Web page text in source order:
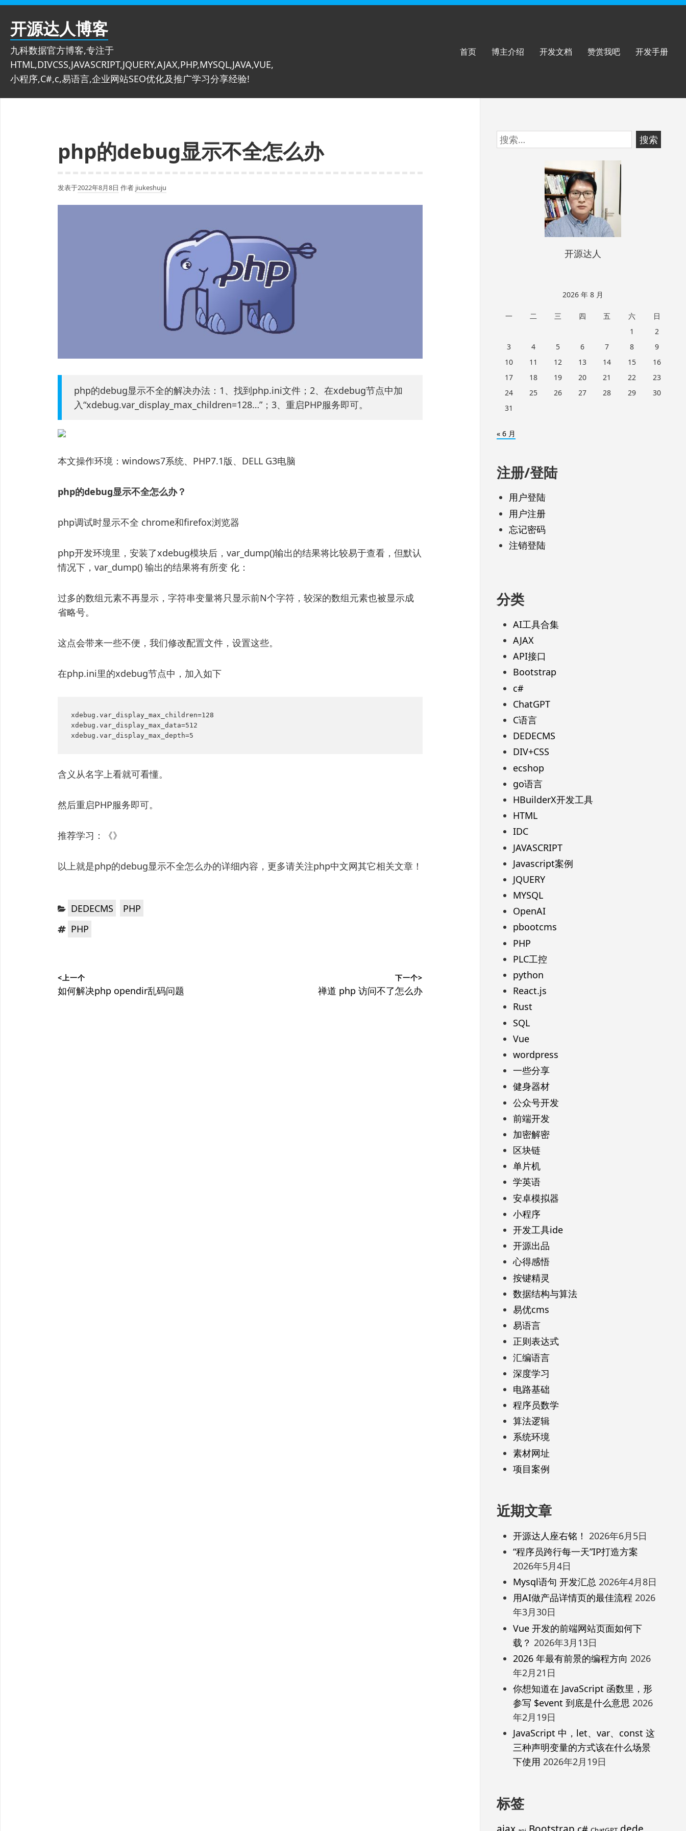
跳
开源达人博客
九科数据官方博客,专注于
HTML,DIVCSS,JAVASCRIPT,JQUERY,AJAX,PHP,MYSQL,JAVA,VUE,
小程序,C#,c,易语言,企业网站SEO优化及推广学习分享经验!
首页 博主介绍 开发文档 赞赏我吧 开发手册
php的debug显示不全怎么办
发表于2022年8月8日 作者 jiukeshuju
php的debug显示不全的解决办法：1、找到php.ini文件；2、在xdebug节点中加
入“xdebug.var_display_max_children=128…”；3、重启PHP服务即可。
本文操作环境：windows7系统、PHP7.1版、DELL G3电脑
php的debug显示不全怎么办？
php调试时显示不全 chrome和firefox浏览器
php开发环境里，安装了xdebug模块后，var_dump()输出的结果将比较易于查看，但默认
情况下，var_dump() 输出的结果将有所变 化：
过多的数组元素不再显示，字符串变量将只显示前N个字符，较深的数组元素也被显示成
省略号。
这点会带来一些不便，我们修改配置文件，设置这些。
在php.ini里的xdebug节点中，加入如下
xdebug.var_display_max_children=128
xdebug.var_display_max_data=512
xdebug.var_display_max_depth=5
含义从名字上看就可看懂。
然后重启PHP服务即可。
推荐学习：《》
以上就是php的debug显示不全怎么办的详细内容，更多请关注php中文网其它相关文章！
分 DEDECMS ，
PHP
标 PHP
章
<上一个
上
如何解决php opendir乱码问题
下一个>
下
禅道 php 访问不了怎么办
跳
至
搜
索：
开源达人
2026 年 8 月
一 二 三 四 五 六
日
1
2
3
4 5 6 7 8
9
10
11 12 13 14 15
16
17
18 19 20 21 22
23
24
25 26 27 28 29
30
31
« 6 月
注册/登陆
用户登陆
用户注册
忘记密码
注销登陆
分类
AI工具合集
AJAX
API接口
Bootstrap
c#
ChatGPT
C语言
DEDECMS
DIV+CSS
ecshop
go语言
HBuilderX开发工具
HTML
IDC
JAVASCRIPT
Javascript案例
JQUERY
MYSQL
OpenAI
pbootcms
PHP
PLC工控
python
React.js
Rust
SQL
Vue
wordpress
一些分享
健身器材
公众号开发
前端开发
加密解密
区块链
单片机
学英语
安卓模拟器
小程序
开发工具ide
开源出品
心得感悟
按键精灵
数据结构与算法
易优cms
易语言
正则表达式
汇编语言
深度学习
电路基础
程序员数学
算法逻辑
系统环境
素材网址
项目案例
近期文章
开源达人座右铭！ 2026年6月5日
“程序员跨行每一天”IP打造方案
2026年5月4日
Mysql语句 开发汇总 2026年4月8日
用AI做产品详情页的最佳流程 2026
年3月30日
Vue 开发的前端网站页面如何下
载？ 2026年3月13日
2026 年最有前景的编程方向 2026
年2月21日
你想知道在 JavaScript 函数里，形
参写 $event 到底是什么意思 2026
年2月19日
JavaScript 中，let、var、const 这
三种声明变量的方式该在什么场景
下使用 2026年2月19日
标签